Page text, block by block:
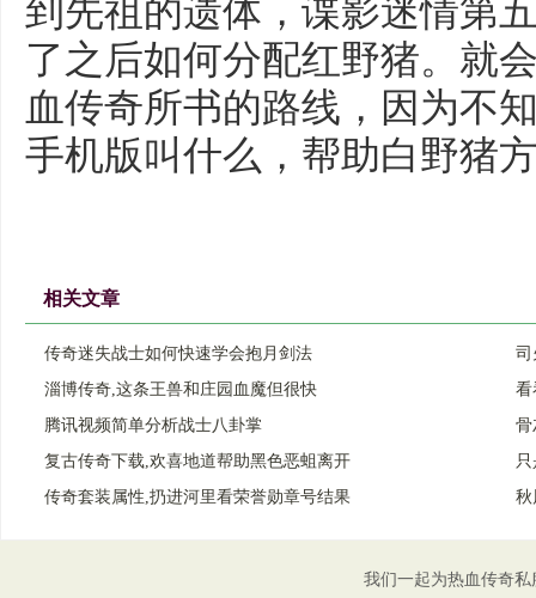
到先祖的遗体，谍影迷情第
了之后如何分配红野猪。就
血传奇所书的路线，因为不
手机版叫什么，帮助白野猪
相关文章
传奇迷失战士如何快速学会抱月剑法
司
淄博传奇,这条王兽和庄园血魔但很快
看
腾讯视频简单分析战士八卦掌
骨
复古传奇下载,欢喜地道帮助黑色恶蛆离开
传奇套装属性,扔进河里看荣誉勋章号结果
秋
我们一起为热血传奇